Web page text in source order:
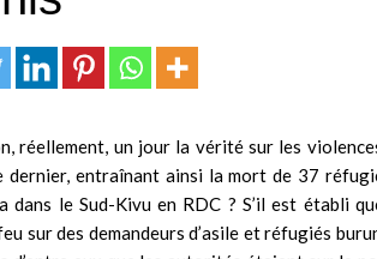
réellement, un jour la vérité sur les
dernier, entraînant ainsi la mort de 37
dans le Sud-Kivu en RDC ? S’il est établi
sur des demandeurs d’asile et réfugiés